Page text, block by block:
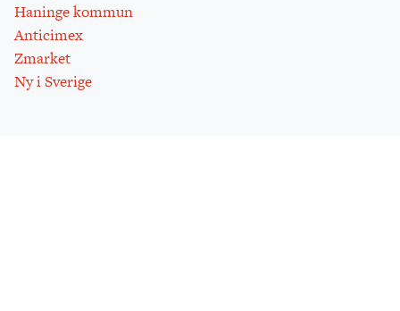
Haninge kommun
Anticimex
Zmarket
Ny i Sverige